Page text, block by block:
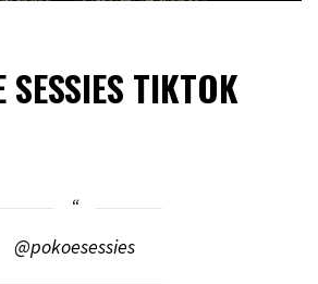
SESSIES TIKTOK
@pokoesessies